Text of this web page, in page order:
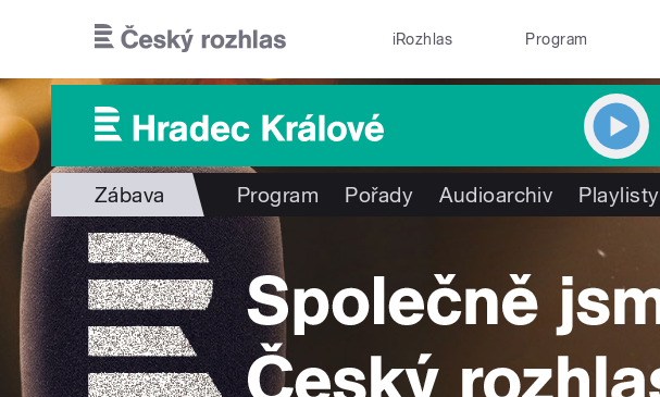
iRozhlas Program
Zábava Program Pořady Audioarchiv Playlisty